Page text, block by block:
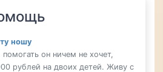
ношу
он ничем не хочет,
рублей на двоих детей. Живу с